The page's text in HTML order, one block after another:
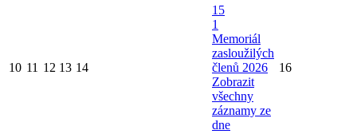
10 11 12 13 14
15
1
Memoriál
zasloužilých
členů 2026
Zobrazit
všechny
záznamy ze
dne
16